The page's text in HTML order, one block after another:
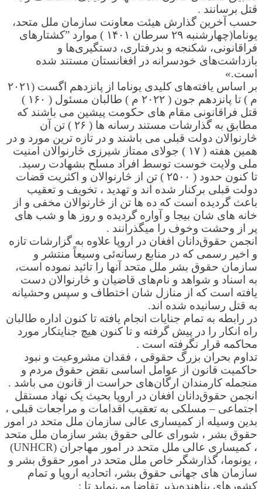
قتل برسانند .
حسب آخرین گذارش هیئت معاونت سازمان ملل متحد،
یوناما(چهارشنبه ۲۹ سرطان ۱۴۰۱ ) موارد ”کشتارهای
فراقانونی، شکنجه و بدرفتاری، دستگیری‌ها و
بازداشت‌های خودسرانه در افغانستان مستند شده
است.»
بر اساس یافته‌های کلیدی یوناما از پانزدهم اگست (۲۰۲۱
م ) تا پانزدهم جون ( ۲۰۲۲ م ) طالبان مسئول ( ۱۶۰ )
قتل فراقانونی مقام های حکومت پیشین می باشند که
مطابق به گذارشات مستند رسانه ها ( ۲۶ ) تن آن
څارنوالان دولت قبلی می باشند و در تازه ترین مورد و در
همین هفته ( ۱۷ ) جولای ممتاز شیرزی څارنوالان امنیت
ملی ولایت خوست توسط افراد مسلح بشهادت رسید.
تا کنون حدود ( ۲۵۰۰ ) تن از څارنوالان و اکثریت قضات
دولت قبلی برکنار شده اند و تهدید ، تخویف و تعقیب
باعث گردیده است که ده ها تن از څارنوالان مخفی و از
خانه های شان بیجا و آواره گردیده و روز ها و شب های
پر از وحشت وخوف را میگذرانند .
انجمن حقوق‌دانان افغان در اروپا علاوه به گزارشات تازه
و اخیر رسمی که در منابع رسانه‌ئی وسیعاً منتشر و
سازمان حقوق بشر ملل متحد آنها را تائيد نموده است،
به اسناد و شواهد و نام‌های قاضیان و څارنوالان دست
یافته است که از منازل شان اختطاف و سپس وحشیانه
به قتل رسانیده شده اند.
در رابطه به تمام جنایات انجام یافته تا کنون اداره طالبان
راه انکار را در پیش گرفته و تا کنون هیچ جنایتکار مورد
محاکمه قرار نگرفته است .
تداوم بحران بزرگ حقوقی ، فقدان مشروعیت و نبود
حاکمیت قانون از عوامل اساسی نقض حقوق مردم و
منجمله کارمندان ارگان‌های حراست از قانون می باشد .
انجمن حقوق‌دانان افغان در اروپا بحیث یک نهاد مستقل
اجتماعی – مسلکی به تعقیب اقدامات و مراجعات قبلی ،
بدین وسیله از کمیساری عالی سازمان ملل متحد در امور
حقوق بشر ، شورای عالی حقوق بشر سازمان ملل متحد
، کمیساری عالی ملل متحد در امور مهاجران (UNHCR)
، یونوما، گذارشگر خاص ملل متحد در امور حقوق بشر و
سازمان های جهانی حقوق بشر، اتحادیه اروپا و تمام
کشورهای پناهنده‌پذیر تقاضا می‌نماید تا :